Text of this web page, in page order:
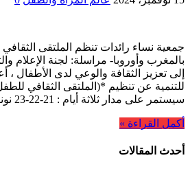
جمعية نساء رائدات تنظم الملتقى
بالمغرب وأوروبا- مراسلة: لجنة
إلى تعزيز الثقافة والوعي لدى الأطفال ،
سيستمر على مدار ثلاثة أيام : 21-22-23 نونبر 2024 تصرح رئيسة …
أكمل القراءة »
أحدث المقالات